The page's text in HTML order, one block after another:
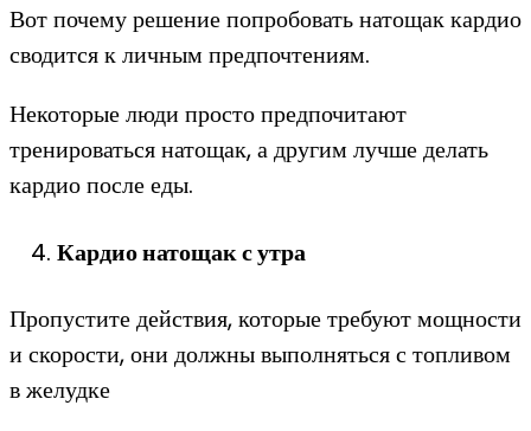
Вот почему решение попробовать натощак кардио
сводится к личным предпочтениям.
Некоторые люди просто предпочитают
тренироваться натощак, а другим лучше делать
кардио после еды.
Кардио натощак с утра
Пропустите действия, которые требуют мощности
и скорости, они должны выполняться с топливом
в желудке